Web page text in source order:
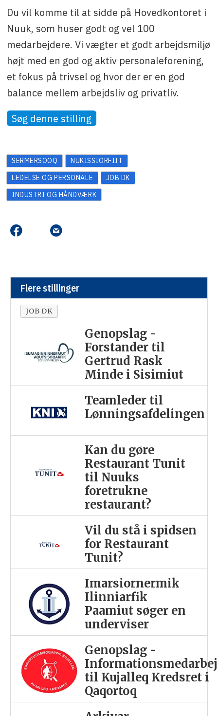
Du vil komme til at sidde på Hovedkontoret i
Nuuk, som huser godt og vel 100
medarbejdere. Vi vægter et godt arbejdsmiljø
højt med en god og aktiv personaleforening,
et fokus på trivsel og hvor der er en god
balance mellem arbejdsliv og privatliv.
Søg denne stilling
SERMERSOOQ
NUKISSIORFIIT
LEDELSE OG PERSONALE
JOB DK
INDUSTRI OG HÅNDVÆRK
Flere stillinger
JOB DK
Genopslag -
Forstander til
Gertrud Rask
Minde i Sisimiut
Teamleder til
Lønningsafdelingen
Kan du gøre
Restaurant Tunit
til Nuuks
foretrukne
restaurant?
Vil du stå i spidsen
for Restaurant
Tunit?
Imarsiornermik
Ilinniarfik
Paamiut søger en
underviser
Genopslag -
til Kujalleq Kredsret i
Qaqortoq